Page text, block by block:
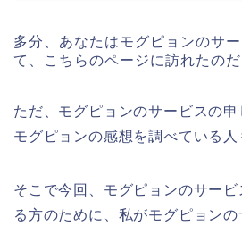
多分、あなたはモグピョンのサ
て、こちらのページに訪れたのだ
ただ、モグピョンのサービスの申
モグピョンの感想を調べている人
そこで今回、モグピョンのサー
る方のために、私がモグピョン